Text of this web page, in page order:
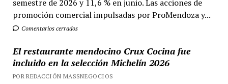
semestre de 2026 y 11,6 % en junio. Las acciones de
promoción comercial impulsadas por ProMendoza y...
Comentarios cerrados
El restaurante mendocino Crux Cocina fue
incluido en la selección Michelín 2026
POR REDACCIÓN MASSNEGOCIOS